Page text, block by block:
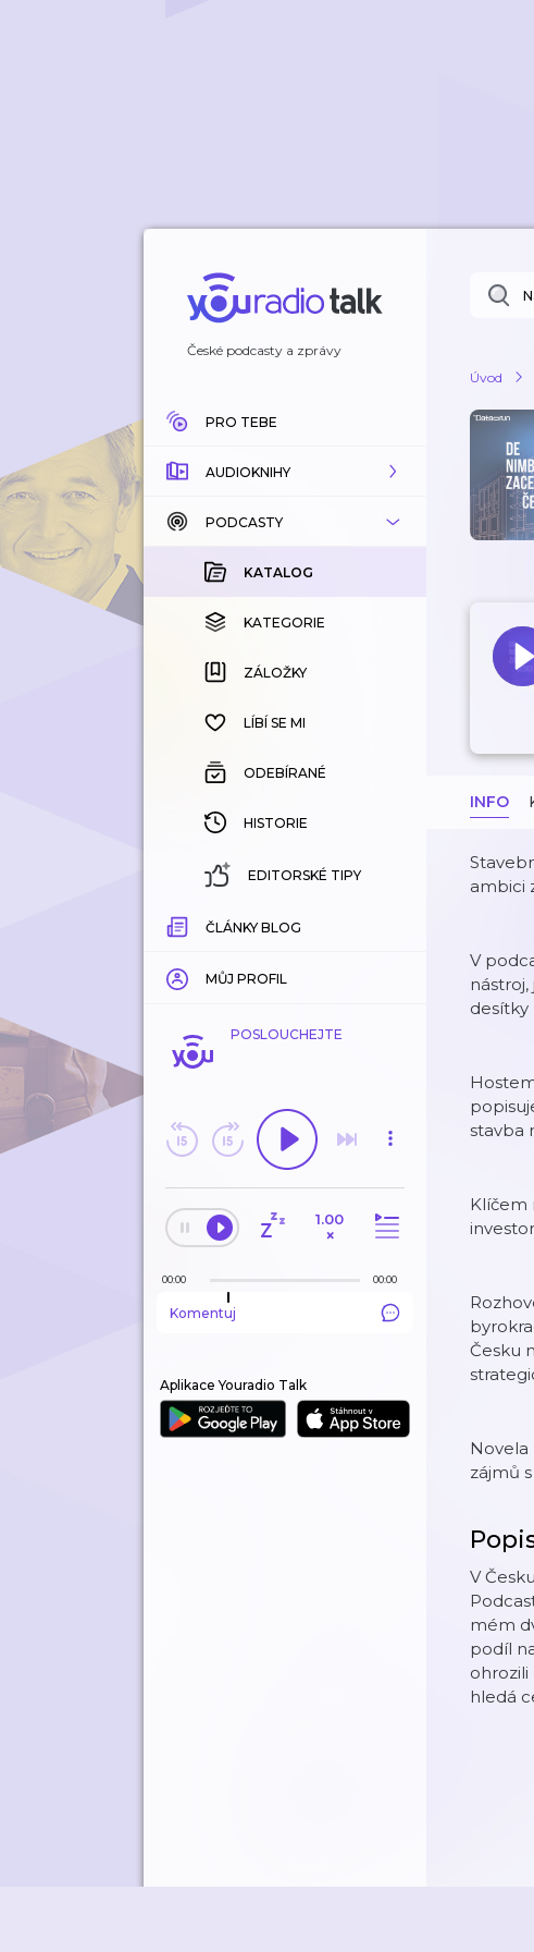
České podcasty a zprávy
PRO TEBE
AUDIOKNIHY
KATALOG
KOUPENÉ
KATEGORIE
ZÁLOŽKY
HISTORIE
PODCASTY
KATALOG
KATEGORIE
ZÁLOŽKY
LÍBÍ SE MI
ODEBÍRANÉ
HISTORIE
EDITORSKÉ TIPY
ČLÁNKY BLOG
MŮJ PROFIL
POSLOUCHEJTE
1.00
×
00:00 00:00
Komentuj
Aplikace Youradio Talk
Úvod
INFO
ambici
V
desítky
stavba
Klíčem
Česku
Novela
zájmů
V
mém
podíl
ohrozili
hledá